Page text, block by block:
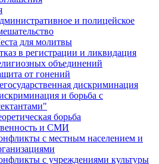
и полицейское
для молитвы
в регистрации и ликвидация
объединений
от гонений
дискриминация
и борьба с
борьба
и СМИ
с местным населением и
с учреждениями культуры